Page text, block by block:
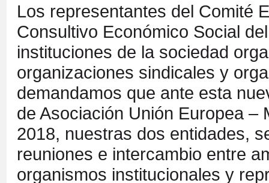
Los representantes del Comité
Consultivo Económico Social
instituciones de la sociedad
organizaciones sindicales y
demandamos que ante esta
de Asociación Unión Europea –
2018, nuestras dos entidades,
reuniones e intercambio entre
organismos institucionales y